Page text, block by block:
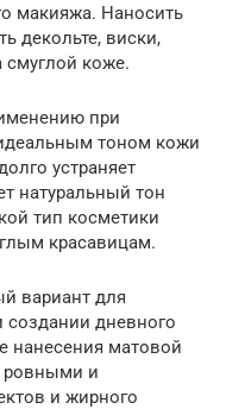
макияжа. Наносить
декольте, виски,
смуглой коже.
при
тоном кожи
устраняет
натуральный тон
тип косметики
красавицам.
вариант для
дневного
матовой
ровными и
и жирного